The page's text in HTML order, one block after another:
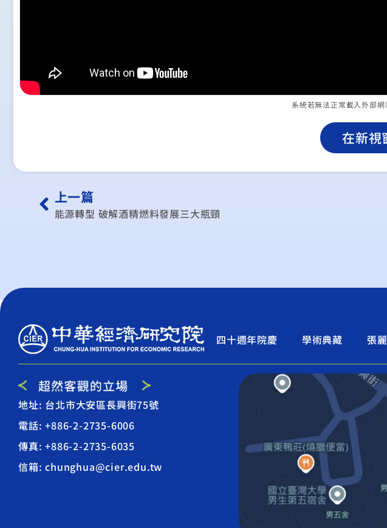
系統若無法正常載入外部
在新視
上一篇
能源轉型 破解酒精燃料發展三大瓶頸
四十週年院慶 學術典藏 張
地址: 台北市大安區長興街75號
電話: +886-2-2735-6006
傳真: +886-2-2735-6035
信箱: chunghua@cier.edu.tw